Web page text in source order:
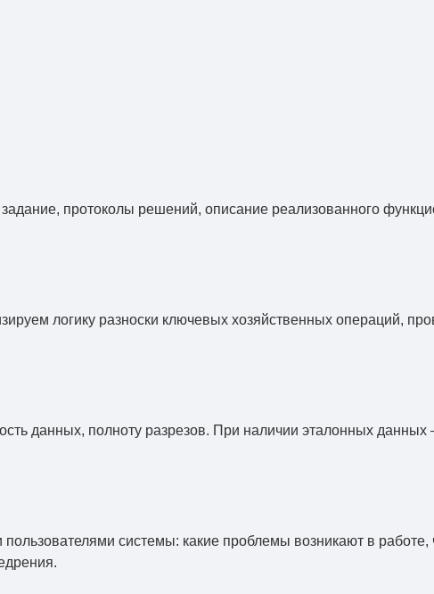
протоколы решений, описание реализованного
логику разноски ключевых хозяйственных операций,
данных, полноту разрезов. При наличии эталонных
системы: какие проблемы возникают в работе,